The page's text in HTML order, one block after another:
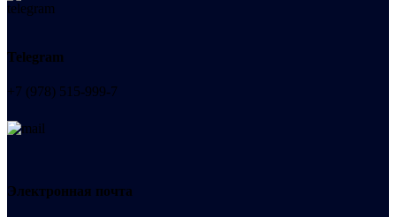
Telegram
+7 (978) 515-999-7
Электронная почта